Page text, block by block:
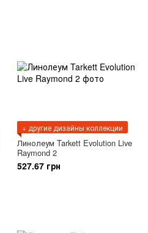
+ другие дизайны коллекции
Линолеум Tarkett Evolution Live
Raymond 2
527.67 грн